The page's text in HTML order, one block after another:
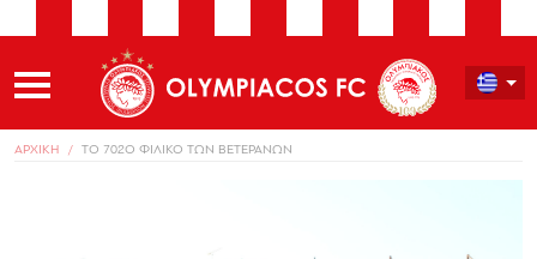
ΑΡΧΙΚΗ ΤΟ 702Ο ΦΙΛΙΚΟ ΤΩΝ ΒΕΤΕΡΑΝΩΝ